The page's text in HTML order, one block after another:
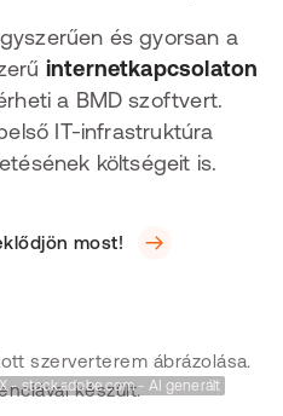
és gyorsan a
internetkapcsolaton
a BMD szoftvert.
IT-infrastruktúra
költségeit is.
most!
- stock.adobe.com - AI generált